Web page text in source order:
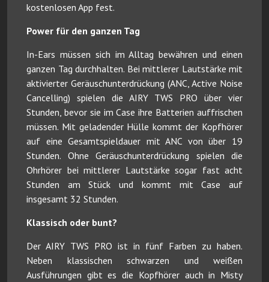
kostenlosen App fest.
Power für den ganzen Tag
In-Ears müssen sich im Alltag bewähren und einen
ganzen Tag durchhalten. Bei mittlerer Lautstärke mit
aktivierter Geräuschunterdrückung (ANC, Active Noise
Cancelling) spielen die AIRY TWS PRO über vier
Stunden, bevor sie im Case ihre Batterien auffrischen
müssen. Mit geladender Hülle kommt der Kopfhörer
auf eine Gesamtspieldauer mit ANC von über 19
Stunden. Ohne Geräuschunterdrückung spielen die
Ohrhörer bei mittlerer Lautstärke sogar fast acht
Stunden am Stück und kommt mit Case auf
insgesamt 32 Stunden.
Klassisch oder bunt?
Der AIRY TWS PRO ist in fünf Farben zu haben.
Neben klassischen schwarzen und weißen
Ausführungen gibt es die Kopfhörer auch in Misty